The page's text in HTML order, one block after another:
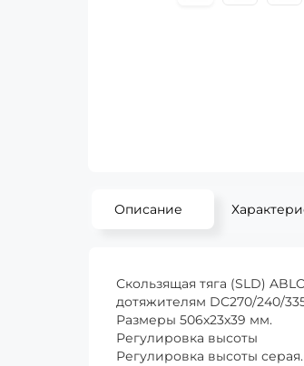
Описание
Скользящая тяга (SLD)
дотяжителям DC270/240/
Размеры 506х23х39 мм.
Регулировка высоты
Регулировка высоты серая.